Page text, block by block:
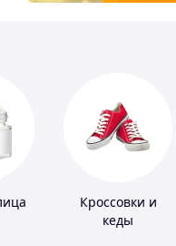
Кроссовки и
кеды